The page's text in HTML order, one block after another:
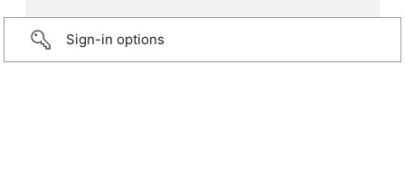
Sign-in options